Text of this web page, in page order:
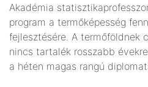
Akadémia
program a termőképesség
fejlesztésére. A termőföldnek
nincs tartalék rosszabb
a héten magas rangú